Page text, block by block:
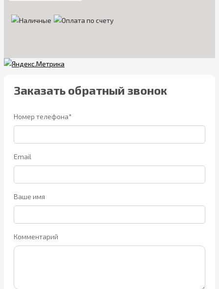
Заказать обратный звонок
Номер телефона*
Email
Ваше имя
Комментарий